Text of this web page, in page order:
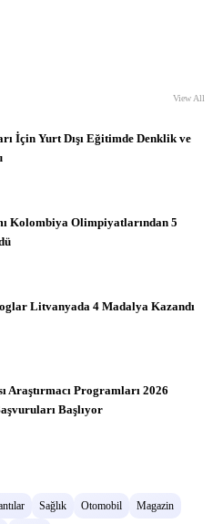
View All
İçin Yurt Dışı Eğitimde Denklik ve
Kolombiya Olimpiyatlarından 5
Litvanyada 4 Madalya Kazandı
Araştırmacı Programları 2026
Başlıyor
Sağlık Otomobil
Magazin